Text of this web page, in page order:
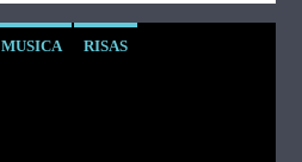
MUSICA RISAS